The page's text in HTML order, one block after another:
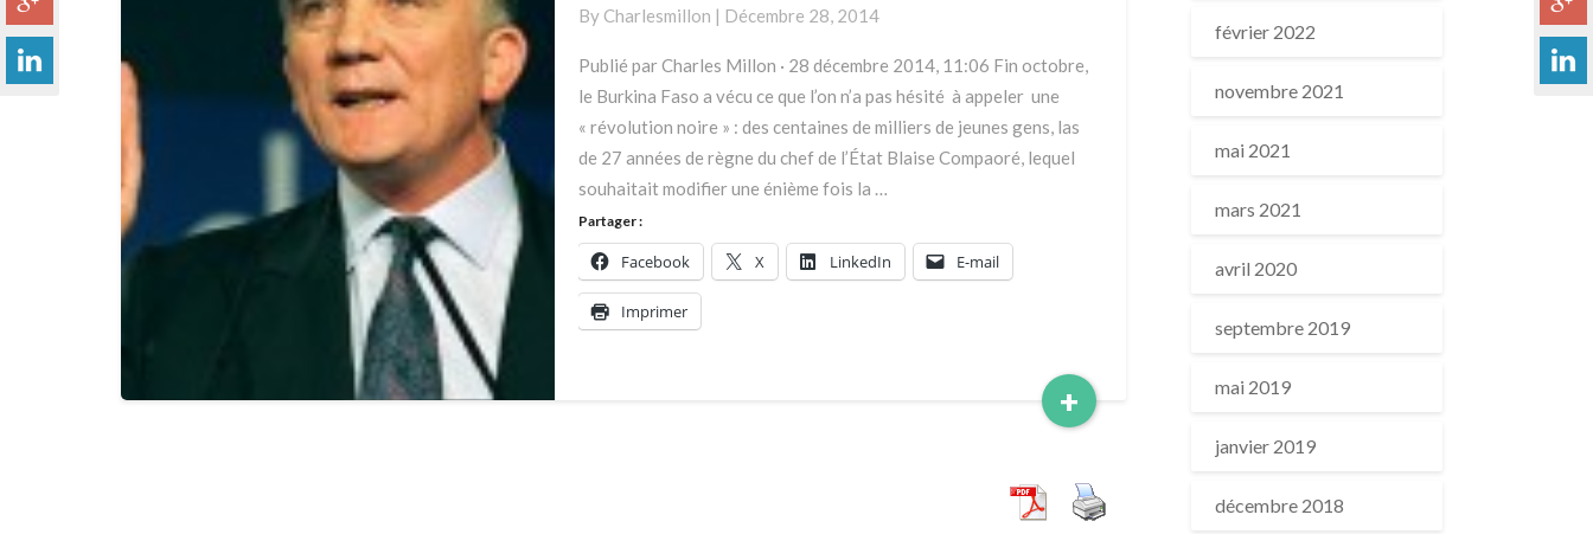
Etat
droit
ou
démocratie
?
By Charlesmillon | Décembre 28, 2014
Publié par Charles Millon · 28 décembre 2014, 11:06 Fin octobre,
le Burkina Faso a vécu ce que l’on n’a pas hésité à appeler une
« révolution noire » : des centaines de milliers de jeunes gens, las
de 27 années de règne du chef de l’État Blaise Compaoré, lequel
souhaitait modifier une énième fois la …
+Read
More
Partager :
Facebook X LinkedIn E-mail
Imprimer
février 2022
novembre 2021
mai 2021
mars 2021
avril 2020
septembre 2019
mai 2019
janvier 2019
décembre 2018